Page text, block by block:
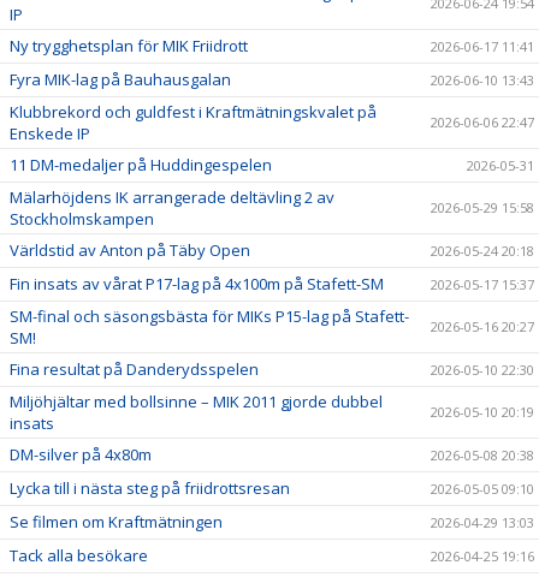
IP
Ny trygghetsplan för MIK Friidrott 2026-06-17 11:41
Fyra MIK-lag på Bauhausgalan 2026-06-10 13:43
Klubbrekord och guldfest i Kraftmätningskvalet på
Enskede IP
2026-06-06 22:47
11 DM-medaljer på Huddingespelen 2026-05-31
Mälarhöjdens IK arrangerade deltävling 2 av
Stockholmskampen
2026-05-29 15:58
Världstid av Anton på Täby Open 2026-05-24 20:18
Fin insats av vårat P17-lag på 4x100m på Stafett-SM 2026-05-17 15:37
SM-final och säsongsbästa för MIKs P15-lag på Stafett-
SM!
2026-05-16 20:27
Fina resultat på Danderydsspelen 2026-05-10 22:30
Miljöhjältar med bollsinne – MIK 2011 gjorde dubbel
insats
2026-05-10 20:19
DM-silver på 4x80m 2026-05-08 20:38
Lycka till i nästa steg på friidrottsresan 2026-05-05 09:10
Se filmen om Kraftmätningen 2026-04-29 13:03
Tack alla besökare 2026-04-25 19:16